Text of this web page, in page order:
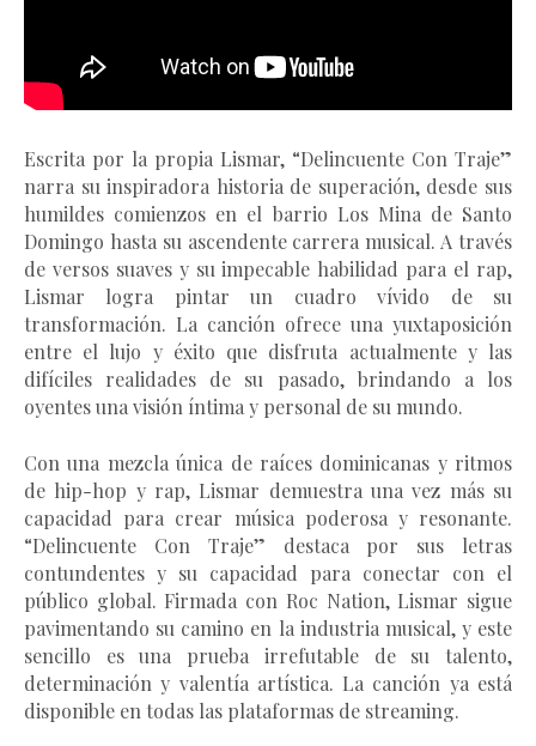
Escrita por la propia Lismar, “Delincuente Con Traje”
narra su inspiradora historia de superación, desde sus
humildes comienzos en el barrio Los Mina de Santo
Domingo hasta su ascendente carrera musical. A través
de versos suaves y su impecable habilidad para el rap,
Lismar logra pintar un cuadro vívido de su
transformación. La canción ofrece una yuxtaposición
entre el lujo y éxito que disfruta actualmente y las
difíciles realidades de su pasado, brindando a los
oyentes una visión íntima y personal de su mundo.
Con una mezcla única de raíces dominicanas y ritmos
de hip-hop y rap, Lismar demuestra una vez más su
capacidad para crear música poderosa y resonante.
“Delincuente Con Traje” destaca por sus letras
contundentes y su capacidad para conectar con el
público global. Firmada con Roc Nation, Lismar sigue
pavimentando su camino en la industria musical, y este
sencillo es una prueba irrefutable de su talento,
determinación y valentía artística. La canción ya está
disponible en todas las plataformas de streaming.